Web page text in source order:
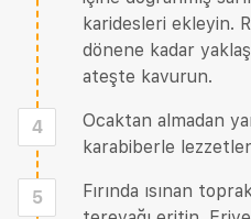
karidesleri ekleyin.
dönene kadar
ateşte kavurun.
4
Ocaktan almadan
karabiberle
5
Fırında ısınan